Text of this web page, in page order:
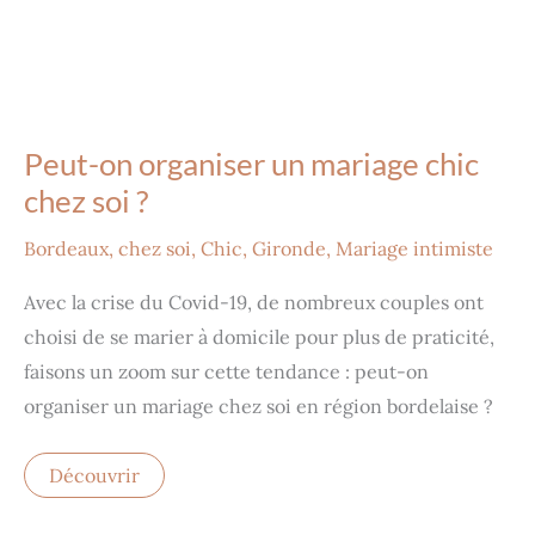
Peut-on organiser un mariage chic
chez soi ?
Bordeaux, chez soi, Chic, Gironde, Mariage intimiste
Avec la crise du Covid-19, de nombreux couples ont
choisi de se marier à domicile pour plus de praticité,
faisons un zoom sur cette tendance : peut-on
organiser un mariage chez soi en région bordelaise ?
Découvrir